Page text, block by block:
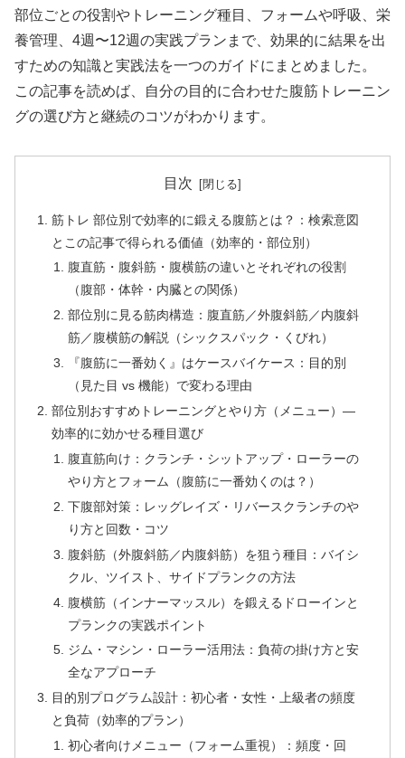
部位ごとの役割やトレーニング種目、フォームや呼吸、栄
養管理、4週〜12週の実践プランまで、効果的に結果を出
すための知識と実践法を一つのガイドにまとめました。
この記事を読めば、自分の目的に合わせた腹筋トレーニン
グの選び方と継続のコツがわかります。
目次
筋トレ 部位別で効率的に鍛える腹筋とは？：検索意図
とこの記事で得られる価値（効率的・部位別）
腹直筋・腹斜筋・腹横筋の違いとそれぞれの役割
（腹部・体幹・内臓との関係）
部位別に見る筋肉構造：腹直筋／外腹斜筋／内腹斜
筋／腹横筋の解説（シックスパック・くびれ）
『腹筋に一番効く』はケースバイケース：目的別
（見た目 vs 機能）で変わる理由
部位別おすすめトレーニングとやり方（メニュー）—
効率的に効かせる種目選び
腹直筋向け：クランチ・シットアップ・ローラーの
やり方とフォーム（腹筋に一番効くのは？）
下腹部対策：レッグレイズ・リバースクランチのや
り方と回数・コツ
腹斜筋（外腹斜筋／内腹斜筋）を狙う種目：バイシ
クル、ツイスト、サイドプランクの方法
腹横筋（インナーマッスル）を鍛えるドローインと
プランクの実践ポイント
ジム・マシン・ローラー活用法：負荷の掛け方と安
全なアプローチ
目的別プログラム設計：初心者・女性・上級者の頻度
と負荷（効率的プラン）
初心者向けメニュー（フォーム重視）：頻度・回